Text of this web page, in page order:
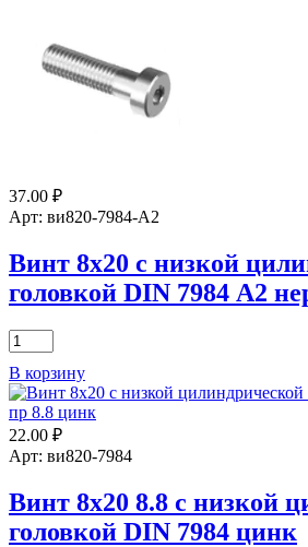
низкой
цилиндрической
37.00 ₽
Арт: ви820-7984-А2
Винт 8х20 с низкой
головкой DIN 7984 А2
Количество
товара
Винт
8х20
с
низкой
цилиндрической
DIN
7984
А2
В корзину
22.00 ₽
Арт: ви820-7984
Винт 8х20 8.8 с низкой
головкой DIN 7984 цинк